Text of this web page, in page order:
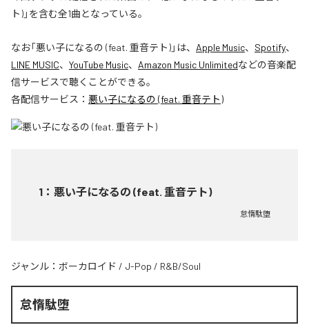
ト)」を含む全1曲となっている。
なお「悪い子になるの (feat. 重音テト)」は、 Apple Music、 Spotify、
LINE MUSIC、 YouTube Music、 Amazon Music Unlimitedなどの音楽配
信サービスで聴くことができる。
各配信サービス： 悪い子になるの (feat. 重音テト)
1 ： 悪い子になるの (feat. 重音テト)
怠惰駄堕
ジャンル： ボーカロイド / J-Pop / R&B/Soul
怠惰駄堕